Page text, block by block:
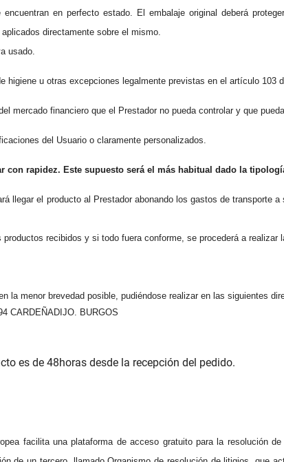
en perfecto estado. El embalaje original deberá
directamente sobre el mismo.
usado.
u otras excepciones legalmente previstas en el artículo 103
mercado financiero que el Prestador no pueda controlar y que
del Usuario o claramente personalizados.
rapidez. Este supuesto será el más habitual dado la
llegar el producto al Prestador abonando los gastos de transporte
recibidos y si todo fuera conforme, se procederá a realizar
la menor brevedad posible, pudiéndose realizar en las siguientes
CARDEÑADIJO. BURGOS
es de 48horas desde la recepción del pedido.
facilita una plataforma de acceso gratuito para la resolución